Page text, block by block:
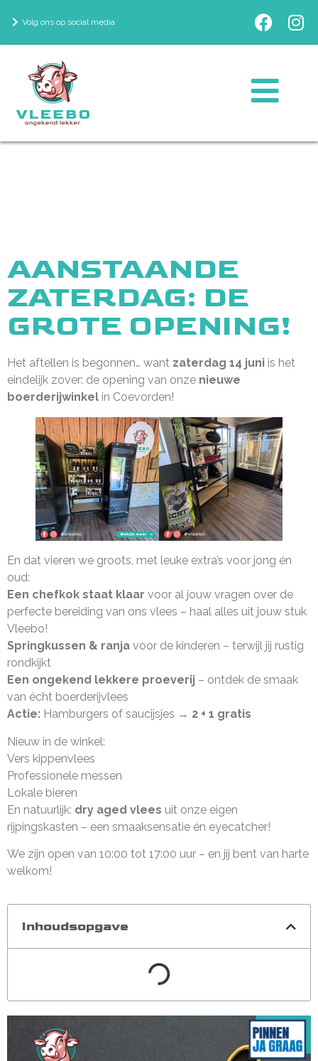
Volg ons op social media
AANSTAANDE
ZATERDAG: DE
GROTE OPENING!
Het aftellen is begonnen… want zaterdag 14 juni is het
eindelijk zover: de opening van onze nieuwe
boerderijwinkel in Coevorden!
En dat vieren we groots, met leuke extra’s voor jong én
oud:
Een chefkok staat klaar voor al jouw vragen over de
perfecte bereiding van ons vlees – haal alles uit jouw stuk
Vleebo!
Springkussen & ranja voor de kinderen – terwijl jij rustig
rondkijkt
Een ongekend lekkere proeverij – ontdek de smaak
van écht boerderijvlees
Actie: Hamburgers of saucijsjes → 2 + 1 gratis
Nieuw in de winkel:
Vers kippenvlees
Professionele messen
Lokale bieren
En natuurlijk: dry aged vlees uit onze eigen
rijpingskasten – een smaaksensatie én eyecatcher!
We zijn open van 10:00 tot 17:00 uur – en jij bent van harte
welkom!
Inhoudsopgave